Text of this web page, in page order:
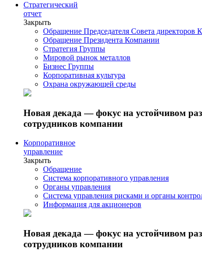
Стратегический
отчет
Закрыть
Обращение Председателя Совета директоров
Обращение Президента Компании
Стратегия Группы
Мировой рынок металлов
Бизнес Группы
Корпоративная культура
Охрана окружающей среды
Новая декада — фокус на устойчивом
сотрудников компании
Корпоративное
управление
Закрыть
Обращение
Система корпоративного управления
Органы управления
Система управления рисками и органы
Информация для акционеров
Новая декада — фокус на устойчивом
сотрудников компании